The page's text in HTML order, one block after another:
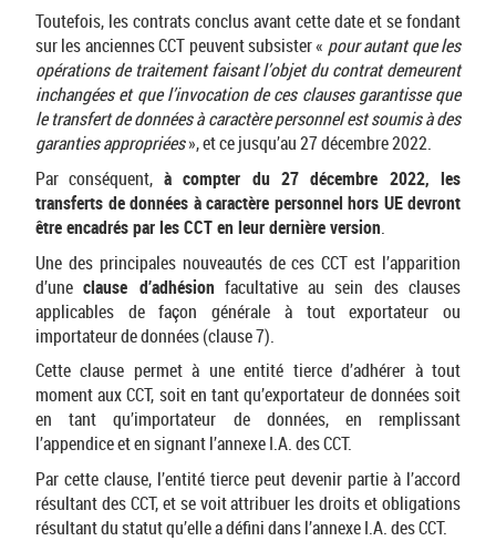
Toutefois, les contrats conclus avant cette date et se fondant
sur les anciennes CCT peuvent subsister « pour autant que les
opérations de traitement faisant l’objet du contrat demeurent
inchangées et que l’invocation de ces clauses garantisse que
le transfert de données à caractère personnel est soumis à des
garanties appropriées», et ce jusqu’au 27 décembre 2022.
Par conséquent, à compter du 27 décembre 2022, les
transferts de données à caractère personnel hors UE devront
être encadrés par les CCT en leur dernière version.
Une des principales nouveautés de ces CCT est l’apparition
d’uneclause d’adhésion facultative au sein des clauses
applicables de façon générale à tout exportateur ou
importateur de données (clause 7).
Cette clause permet à une entité tierce d’adhérer à tout
moment aux CCT, soit en tant qu’exportateur de données soit
en tant qu’importateur de données, en remplissant
l’appendice et en signant l’annexe I.A. des CCT.
Par cette clause, l’entité tierce peut devenir partie à l’accord
résultant des CCT, et se voit attribuer les droits et obligations
résultant du statut qu’elle a défini dans l’annexe I.A. des CCT.